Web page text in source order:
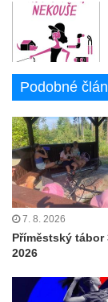
Podobné
7. 8. 2026
Příměstský tábor
2026